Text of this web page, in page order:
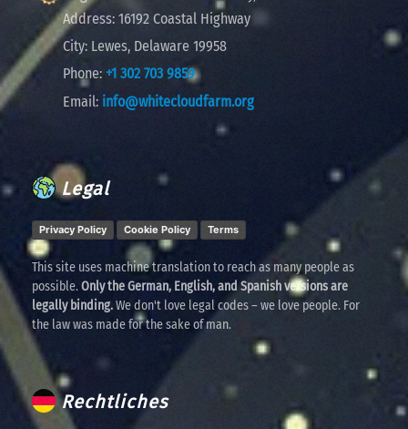
Address: 16192 Coastal Highway
City: Lewes, Delaware 19958
Phone: +1 302 703 9859
Email: info@whitecloudfarm.org
Legal
Privacy Policy Cookie Policy Terms
This site uses machine translation to reach as many people as
possible.Only the German, English, and Spanish versions are
legally binding.We don't love legal codes – we love people. For
the law was made for the sake of man.
Rechtliches